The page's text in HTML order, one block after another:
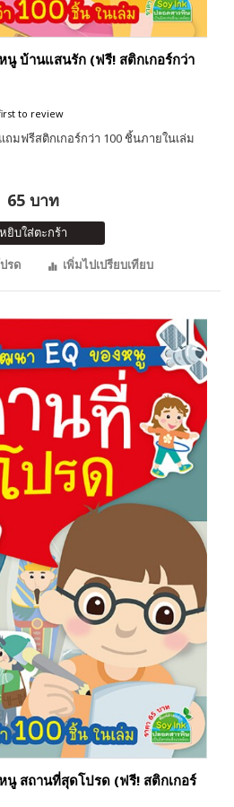
นู บ้านแสนรัก (ฟรี! สติกเกอร์กว่า
to review
มฟรีสติกเกอร์กว่า 100 ชิ้นภายในเล่ม
65 บาท
หยิบใส่ตะกร้า
รด
เพิ่มไปเปรียบเทียบ
นู สถานที่สุดโปรด (ฟรี! สติกเกอร์